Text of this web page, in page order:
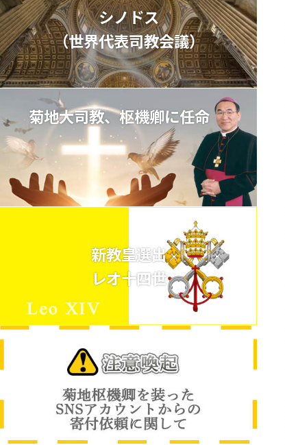
シノドス
（世界代表司教会議）
菊地大司教、枢機卿に任命
新教皇選出
レオ十四世